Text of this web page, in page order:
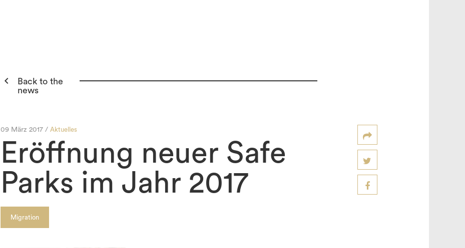

Back to the
news
09 März 2017 / Aktuelles
Eröffnung neuer Safe
Parks im Jahr 2017
Migration